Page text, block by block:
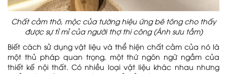
Chất cảm thô, mộc của tường hiệu ứng bê tông cho thấy
được sự tỉ mỉ của người thợ thi công (Ánh sưu tầm)
Biết cách sử dụng vật liệu và thể hiện chất cảm của nó là
một thủ pháp quan trọng, một thứ ngôn ngữ ngầm của
thiết kế nội thất. Có nhiều loại vật liệu khác nhau nhưng